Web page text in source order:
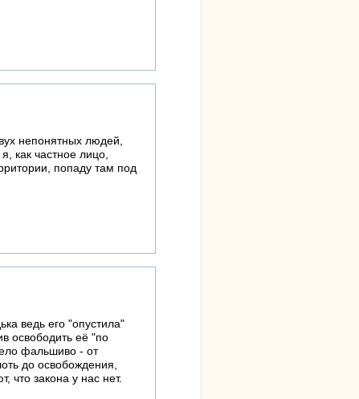
непонятных людей,
как частное лицо,
попаду там под
ведь его "опустила"
освободить её "по
фальшиво - от
до освобождения,
что закона у нас нет.